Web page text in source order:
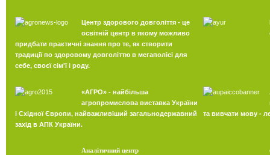
Центр здорового довголіття - це
освітній центр в якому можливо
придбати практичні знання про те, як створити
традиції по здоровому довголіттю в мегаполісі для
себе, своєї сім'ї і роду.
«АГРО» - найбільша
агропромислова виставка України
і Східної Європи, найважливіший загальнодержавний
захід в АПК України.
та вивчати мову -
Аналітичний центр